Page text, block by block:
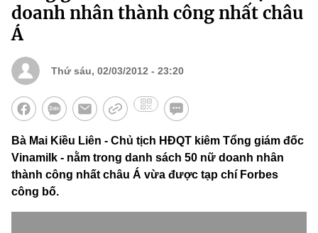
doanh nhân thành công nhất châu
Á
Thứ sáu, 02/03/2012 - 23:20
Bà Mai Kiều Liên - Chủ tịch HĐQT kiêm Tổng giám đốc
Vinamilk - nằm trong danh sách 50 nữ doanh nhân
thành công nhất châu Á vừa được tạp chí Forbes
công bố.